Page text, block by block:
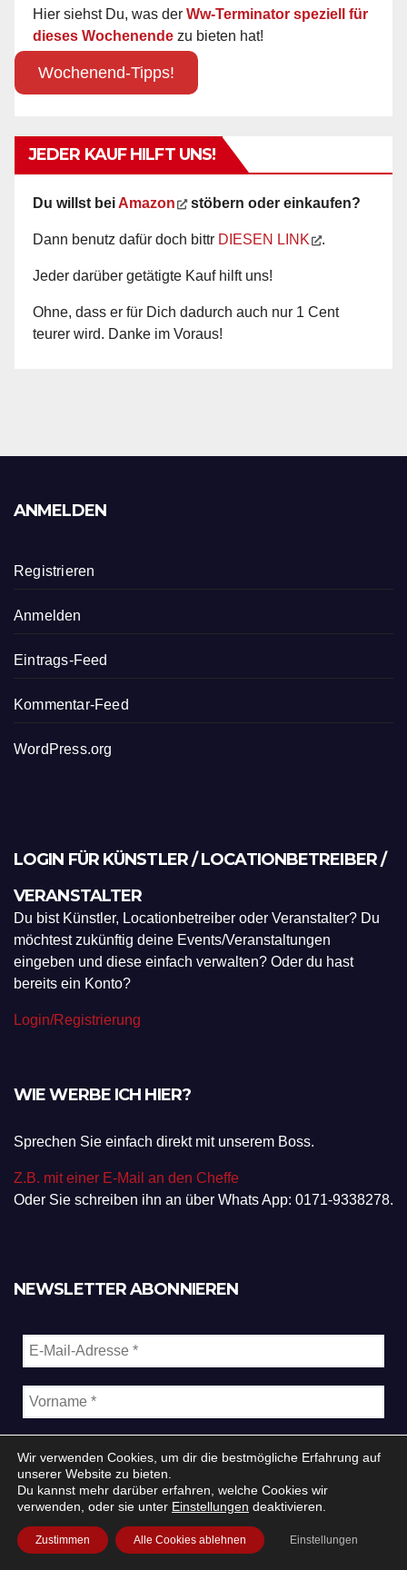
Hier siehst Du, was der Ww-Terminator speziell für
dieses Wochenende zu bieten hat!
Wochenend-Tipps!
JEDER KAUF HILFT UNS!
Du willst bei Amazon stöbern oder einkaufen?
Dann benutz dafür doch bittr DIESEN LINK .
Jeder darüber getätigte Kauf hilft uns!
Ohne, dass er für Dich dadurch auch nur 1 Cent
teurer wird. Danke im Voraus!
ANMELDEN
Registrieren
Anmelden
Eintrags-Feed
Kommentar-Feed
WordPress.org
LOGIN FÜR KÜNSTLER / LOCATIONBETREIBER /
VERANSTALTER
Du bist Künstler, Locationbetreiber oder Veranstalter? Du
möchtest zukünftig deine Events/Veranstaltungen
eingeben und diese einfach verwalten? Oder du hast
bereits ein Konto?
Login/Registrierung
WIE WERBE ICH HIER?
Sprechen Sie einfach direkt mit unserem Boss.
Z.B. mit einer E-Mail an den Cheffe
Oder Sie schreiben ihn an über Whats App: 0171-9338278.
NEWSLETTER ABONNIEREN
Wir verwenden Cookies, um dir die bestmögliche Erfahrung auf
unserer Website zu bieten.
Du kannst mehr darüber erfahren, welche Cookies wir
verwenden, oder sie unter Einstellungen deaktivieren.
Zustimmen Alle Cookies ablehnen Einstellungen